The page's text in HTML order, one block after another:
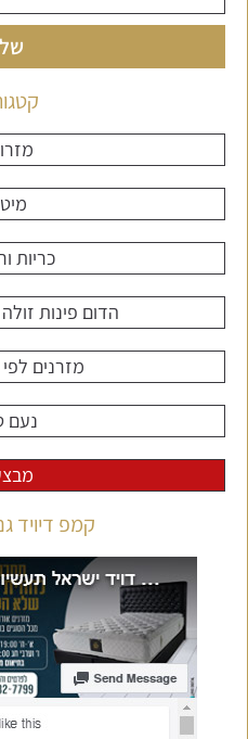
כריות
הדום פינות
מזרנים
נעם
קמפ דיויד